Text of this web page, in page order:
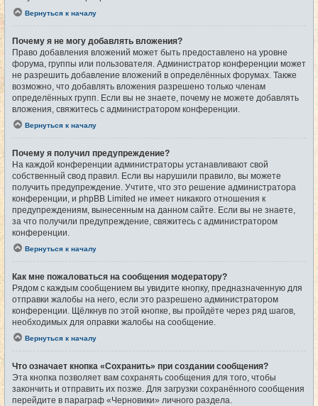
Вернуться к началу
Почему я не могу добавлять вложения?
Право добавления вложений может быть предоставлено на уровне
форума, группы или пользователя. Администратор конференции может
не разрешить добавление вложений в определённых форумах. Также
возможно, что добавлять вложения разрешено только членам
определённых групп. Если вы не знаете, почему не можете добавлять
вложения, свяжитесь с администратором конференции.
Вернуться к началу
Почему я получил предупреждение?
На каждой конференции администраторы устанавливают свой
собственный свод правил. Если вы нарушили правило, вы можете
получить предупреждение. Учтите, что это решение администратора
конференции, и phpBB Limited не имеет никакого отношения к
предупреждениям, вынесенным на данном сайте. Если вы не знаете,
за что получили предупреждение, свяжитесь с администратором
конференции.
Вернуться к началу
Как мне пожаловаться на сообщения модератору?
Рядом с каждым сообщением вы увидите кнопку, предназначенную для
отправки жалобы на него, если это разрешено администратором
конференции. Щёлкнув по этой кнопке, вы пройдёте через ряд шагов,
необходимых для оправки жалобы на сообщение.
Вернуться к началу
Что означает кнопка «Сохранить» при создании сообщения?
Эта кнопка позволяет вам сохранять сообщения для того, чтобы
закончить и отправить их позже. Для загрузки сохранённого сообщения
перейдите в параграф «Черновики» личного раздела.